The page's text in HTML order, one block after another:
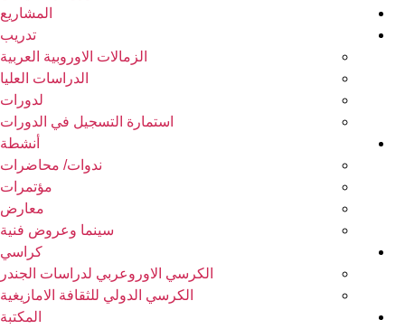
المشاريع
تدريب
الزمالات الاوروبية العربية
الدراسات العليا
لدورات
استمارة التسجيل في الدورات
أنشطة
ندوات/ محاضرات
مؤتمرات
معارض
سينما وعروض فنية
كراسي
الكرسي الاوروعربي لدراسات الجندر
الكرسي الدولي للثقافة الامازيغية
المكتبة